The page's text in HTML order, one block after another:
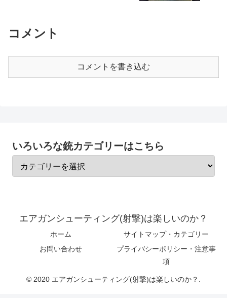
コメント
コメントを書き込む
いろいろな銃カテゴリーはこちら
エアガンシューティング(射撃)は楽しいのか？
ホーム
サイトマップ・カテゴリー
お問い合わせ
プライバシーポリシー・注意事
項
© 2020 エアガンシューティング(射撃)は楽しいのか？.